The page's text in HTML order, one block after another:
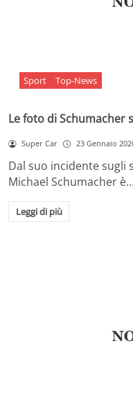
Sport Top-News
Le foto di Schumacher
Super Car 23 Gennaio
Dal suo incidente sugli
Michael Schumacher
Leggi di più